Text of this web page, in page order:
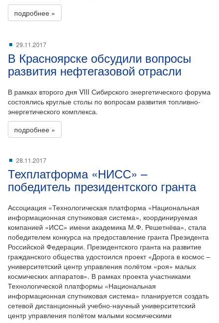
подробнее »
29.11.2017
В Красноярске обсудили вопросы
развития нефтегазовой отрасли
В рамках второго дня VIII Сибирского энергетического форума
состоялись круглые столы по вопросам развития топливно-
энергетического комплекса.
подробнее »
28.11.2017
Техплатформа «НИСС» –
победитель президентского гранта
Ассоциация «Технологическая платформа «Национальная
информационная спутниковая система», координируемая
компанией «ИСС» имени академика М.Ф. Решетнёва», стала
победителем конкурса на предоставление гранта Президента
Российской Федерации. Президентского гранта на развитие
гражданского общества удостоился проект «Дорога в космос –
университетский центр управления полётом «роя» малых
космических аппаратов». В рамках проекта участниками
Технологической платформы «Национальная
информационная спутниковая система» планируется создать
сетевой дистанционный учебно-научный университетский
центр управления полётом малыми космическими